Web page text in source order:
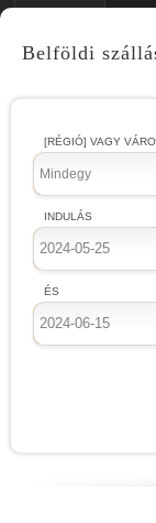
Belföldi
[RÉGIÓ] VAGY
Mindegy
INDULÁS
ÉS